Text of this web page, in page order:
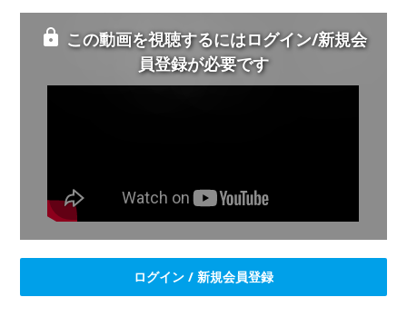
この動画を視聴するにはログイン/新規会
員登録が必要です
ログイン / 新規会員登録